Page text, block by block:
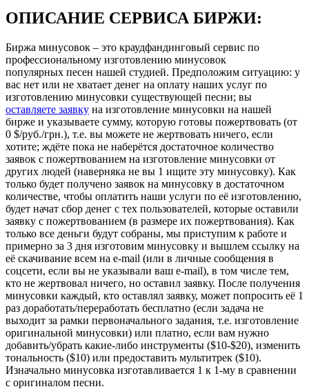
ОПИСАНИЕ СЕРВИСА БИРЖИ:
Биржа минусовок – это краудфандинговый сервис по
профессиональному изготовлению минусовок
популярных песен нашей студией. Предположим ситуацию: у
вас нет или не хватает денег на оплату наших услуг по
изготовлению минусовки существующей песни; вы
оставляете заявку на изготовление минусовки на нашей
бирже и указываете сумму, которую готовы пожертвовать (от
0 $/руб./грн.), т.е. вы можете не жертвовать ничего, если
хотите; ждёте пока не наберётся достаточное количество
заявок с пожертвованием на изготовление минусовки от
других людей (наверняка не вы 1 ищите эту минусовку). Как
только будет получено заявок на минусовку в достаточном
количестве, чтобы оплатить наши услуги по её изготовлению,
будет начат сбор денег с тех пользователей, которые оставили
заявку с пожертвованием (в размере их пожертвования). Как
только все деньги будут собраны, мы приступим к работе и
примерно за 3 дня изготовим минусовку и вышлем ссылку на
её скачивание всем на e-mail (или в личные сообщения в
соцсети, если вы не указывали ваш e-mail), в том числе тем,
кто не жертвовал ничего, но оставил заявку. После получения
минусовки каждый, кто оставлял заявку, может попросить её 1
раз доработать/переработать бесплатно (если задача не
выходит за рамки первоначального задания, т.е. изготовление
оригинальной минусовки) или платно, если вам нужно
добавить/убрать какие-либо инструменты ($10-$20), изменить
тональность ($10) или предоставить мультитрек ($10).
Изначально минусовка изготавливается 1 к 1-му в сравнении
с оригиналом песни.